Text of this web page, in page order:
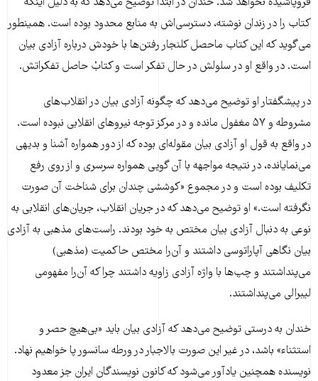
کتاب را در زندان نوشته، دسترسی‌اش به منابع محدود بوده است. همینطور
می‌گوید که این کتاب ماحصل کلنجار رفتن‌ها با خودش درباره آزادی بیان
است. در واقع او در سلولش در حال تفکر است و کتابْ حاصل تفکراتش.
در پیشگفتار او توضیح می‌دهد که چگونه آزادی بیان در انقلاب‌های
مشروطه و ۵۷ مغفول مانده و در مرکز توجه نیروهای انقلابی نبوده است.
در واقع به قول او آزادی بیان مقوله‌ای بوده که از دور همواره آشنا و بدیهی
می‌نمایانده، در نتیجه مواجهه با آن گویی همواره سرسری و از روی رفع
تکلیف بوده است و در‌ مجموع «کوششی چندان برای شناخت آن صورت
نگرفته است.» او توضیح می‌دهد که در جریان انقلاب، جریان‌های انقلابی به
نوعی به دنبال آزادی‌ بیان مختص به خود بودند. راست‌های مذهبی به آزادی
بیان نگاهی آپاراتوسی داشتند و آن‌را مختص حاکمیت (مذهبی)
می‌پنداشتند و چپ‌ها با واژه آزادی زاویه داشتند چرا که آن‌را مفهومی
لیبرالی می‌پنداشتند.
خندان به درستی توضیح می‌دهد که آزادی بیان باید «بی‌هیچ حصر و
استثناء» باشد، در غیر این صورت بالاجبار در ورطه سانسور پا خواهیم نهاد.
نویسنده همچنین یادآور می‌شود که کانون نویسندگان ایران جز معدود